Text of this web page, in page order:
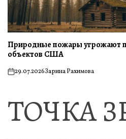
Природные пожары угрожают
объектов США
on29.07.2026Зарина Рахимова
ТОЧКА